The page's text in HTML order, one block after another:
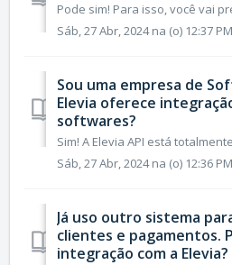
Sáb, 27 Abr, 2024 na (o) 12:37 PM
Sou uma empresa de
Elevia oferece
softwares?
Sáb, 27 Abr, 2024 na (o) 12:36 PM
Já uso outro sistema
clientes e pagamentos.
integração com a Elevia?